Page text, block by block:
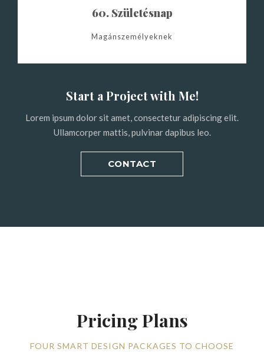
60. Születésnap
Magánszemélyeknek
Start a Project with Me!
Lorem ipsum dolor sit amet, consectetur adipiscing elit.
Ullamcorper mattis, pulvinar dapibus leo.
CONTACT
Pricing Plans
FOUR SMART DESIGN PACKAGES TO CHOOSE